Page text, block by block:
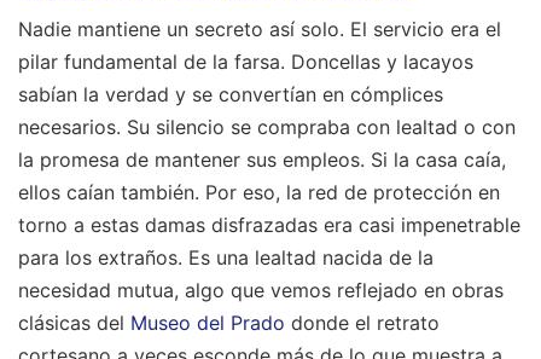
Nadie mantiene un secreto así solo. El servicio era el
pilar fundamental de la farsa. Doncellas y lacayos
sabían la verdad y se convertían en cómplices
necesarios. Su silencio se compraba con lealtad o con
la promesa de mantener sus empleos. Si la casa caía,
ellos caían también. Por eso, la red de protección en
torno a estas damas disfrazadas era casi impenetrable
para los extraños. Es una lealtad nacida de la
necesidad mutua, algo que vemos reflejado en obras
clásicas del Museo del Prado donde el retrato